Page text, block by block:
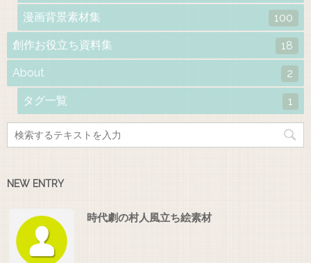
漫画背景素材集 100
創作お役立ち資料集 18
About 2
タグ一覧 1
NEW ENTRY
時代劇の村人風立ち絵素材